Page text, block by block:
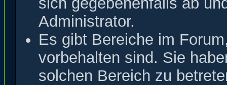
Administrator.
Es gibt Bereiche im
vorbehalten sind. Sie
solchen Bereich zu